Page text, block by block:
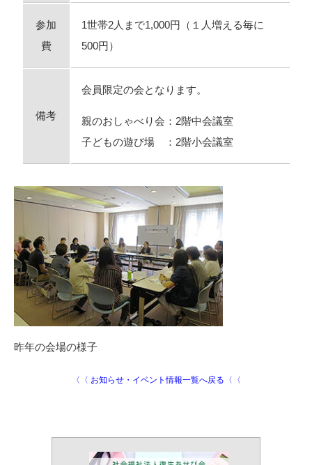
参加
費
1世帯2人まで1,000円（１人増える毎に
500円）
備考
会員限定の会となります。
親のおしゃべり会：2階中会議室
子どもの遊び場 ：2階小会議室
昨年の会場の様子
〈〈 お知らせ・イベント情報一覧へ戻る〈〈